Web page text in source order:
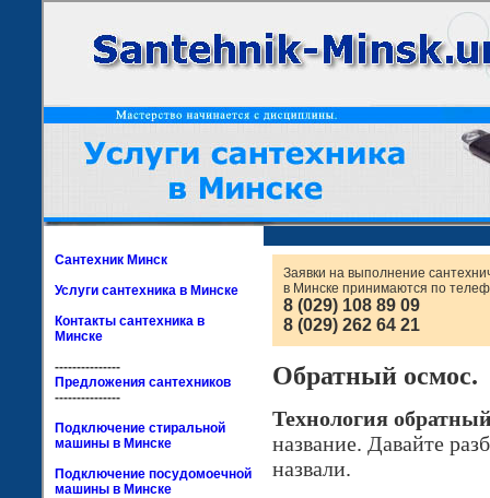
Сантехник Минск
Услуги сантехника в Минске
Контакты сантехника в
Минске
---------------
Предложения сантехников
---------------
Подключение стиральной
машины в Минске
Подключение посудомоечной
машины в Минске
Заявки на выполнение
в Минске принимаются по
8 (029) 108 89 09
8 (029) 262 64 21
Обратный осмос.
Технология
название. Давайте
назвали.